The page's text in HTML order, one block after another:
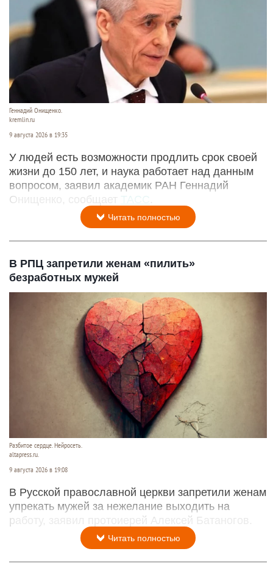
Геннадий Онищенко.
kremlin.ru
9 августа 2026 в 19:35
У людей есть возможности продлить срок своей
жизни до 150 лет, и наука работает над данным
вопросом, заявил академик РАН Геннадий
Онищенко, сообщает ТАСС
Читать полностью
В РПЦ запретили женам «пилить»
безработных мужей
Разбитое сердце. Нейросеть.
altapress.ru.
9 августа 2026 в 19:08
В Русской православной церкви запретили женам
упрекать мужей за нежелание выходить на
работу, заявил протоиерей Алексей Батаногов.
Читать полностью